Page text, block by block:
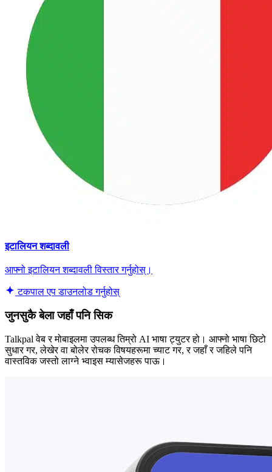
इटालियन शब्दावली
आफ्नो इटालियन शब्दावली विस्तार गर्नुहोस्।
टकपाल एप डाउनलोड गर्नुहोस्
जुनसुकै बेला जहाँ पनि सिक
Talkpal वेब र मोबाइलमा उपलब्ध तिम्रो AI भाषा ट्युटर हो। आफ्नो भाषा छिटो
सुधार गर, लेखेर वा बोलेर रोचक विषयहरूमा च्याट गर, र जहाँ र जहिले पनि
वास्तविक जस्तो लाग्ने भ्वाइस म्यासेजहरू पाऊ।